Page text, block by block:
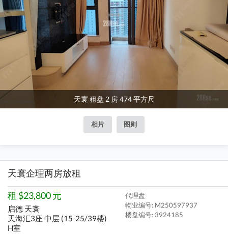
天寰 租盘 2 房 474 平方尺
相片 图则
天寰企理两房放租
租 $23,800 元
启德 天寰
天海汇3座 中层 (15-25/39楼)
H室
代理盘
物业编号: M250597937
楼盘编号: 3924185